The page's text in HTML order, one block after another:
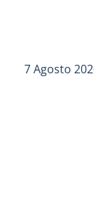
7 Agosto